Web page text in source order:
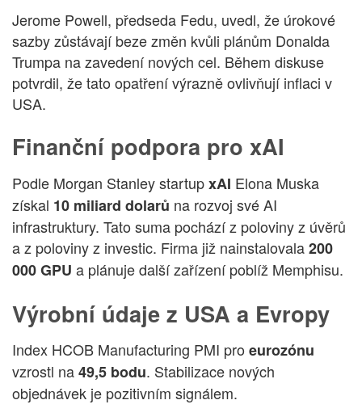
Jerome Powell, předseda Fedu, uvedl, že úrokové
sazby zůstávají beze změn kvůli plánům Donalda
Trumpa na zavedení nových cel. Během diskuse
potvrdil, že tato opatření výrazně ovlivňují inflaci v
USA.
Finanční podpora pro xAI
Podle Morgan Stanley startupxAI Elona Muska
získal 10 miliard dolarů na rozvoj své AI
infrastruktury. Tato suma pochází z poloviny z úvěrů
a z poloviny z investic. Firma již nainstalovala200
000 GPU a plánuje další zařízení poblíž Memphisu.
Výrobní údaje z USA a Evropy
Index HCOB Manufacturing PMI pro eurozónu
vzrostl na49,5 bodu. Stabilizace nových
objednávek je pozitivním signálem.